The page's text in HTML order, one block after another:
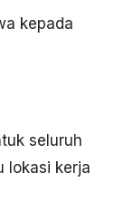
kepada
seluruh
lokasi kerja